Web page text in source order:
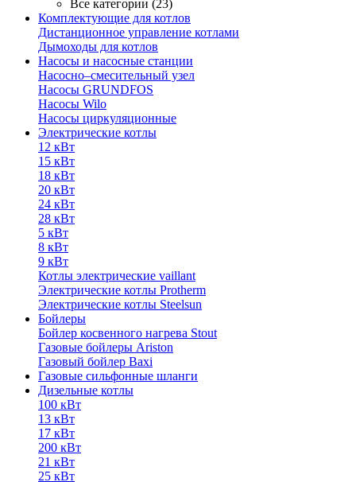
Все категории (23)
Комплектующие для котлов
Дистанционное управление котлами
Дымоходы для котлов
Насосы и насосные станции
Насосно–смесительный узел
Насосы GRUNDFOS
Насосы Wilo
Насосы циркуляционные
Электрические котлы
12 кВт
15 кВт
18 кВт
20 кВт
24 кВт
28 кВт
5 кВт
8 кВт
9 кВт
Котлы электрические vaillant
Электрические котлы Protherm
Электрические котлы Steelsun
Бойлеры
Бойлер косвенного нагрева Stout
Газовые бойлеры Ariston
Газовый бойлер Baxi
Газовые сильфонные шланги
Дизельные котлы
100 кВт
13 кВт
17 кВт
200 кВт
21 кВт
25 кВт